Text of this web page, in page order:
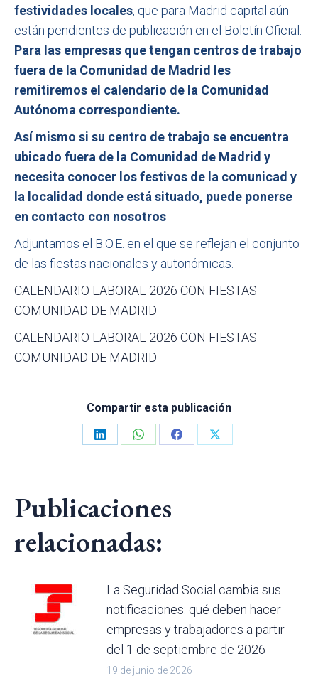
festividades locales, que para Madrid capital aún
están pendientes de publicación en el Boletín Oficial.
Para las empresas que tengan centros de trabajo
fuera de la Comunidad de Madrid les
remitiremos el calendario de la Comunidad
Autónoma correspondiente.
Así mismo si su centro de trabajo se encuentra
ubicado fuera de la Comunidad de Madrid y
necesita conocer los festivos de la comunicad y
la localidad donde está situado, puede ponerse
en contacto con nosotros
Adjuntamos el B.O.E. en el que se reflejan el conjunto
de las fiestas nacionales y autonómicas.​
CALENDARIO LABORAL 2026 CON FIESTAS
COMUNIDAD DE MADRID
CALENDARIO LABORAL 2026 CON FIESTAS
COMUNIDAD DE MADRID
Compartir esta publicación
Share
Share
Share
Share
Publicaciones
relacionadas:
La Seguridad Social cambia sus
notificaciones: qué deben hacer
empresas y trabajadores a partir
del 1 de septiembre de 2026
19 de junio de 2026